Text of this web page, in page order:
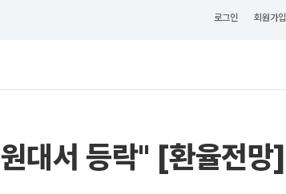
로그인 회원가입
대서 등락" [환율전망]